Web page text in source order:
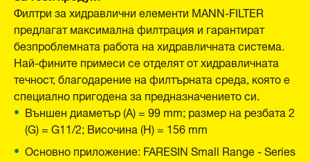
Филтри за хидравлични елементи MANN-FILTER
предлагат максимална филтрация и гарантират
безпроблемната работа на хидравличната система.
Най-фините примеси се отделят от хидравличната
течност, благодарение на филтърната среда, която е
специално пригодена за предназначението си.
Външен диаметър (A) = 99 mm; размер на резбата 2
(G) = G11/2; Височина (H) = 156 mm
Основно приложение: FARESIN Small Range - Series